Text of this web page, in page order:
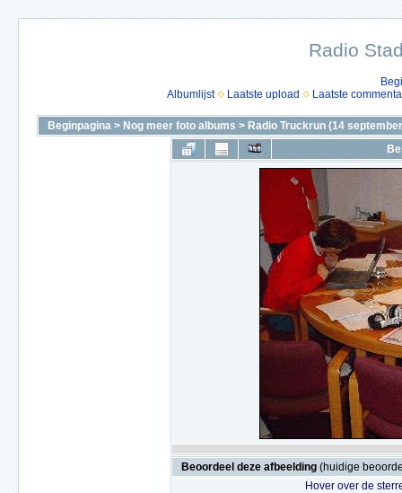
Radio
Albumlijst
Laatste upload Laatste
Beginpagina > Nog meer foto albums > Radio Truckrun (14
Beoordeel deze afbeelding (huidige
Hover over de